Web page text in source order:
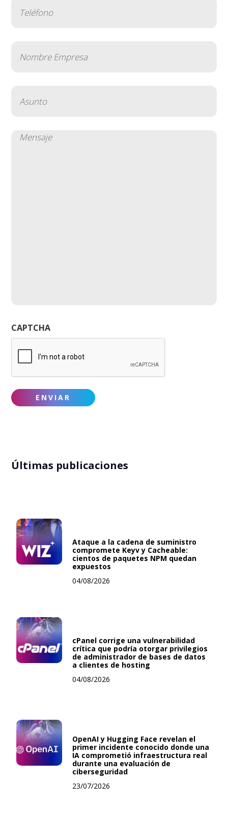
(Obligatorio)
Empresa
(Obligatorio)
Mensaje
CAPTCHA
Últimas publicaciones
Ataque a la cadena de suministro
compromete Keyv y Cacheable:
cientos de paquetes NPM quedan
expuestos
04/08/2026
cPanel corrige una vulnerabilidad
crítica que podría otorgar privilegios
de administrador de bases de datos
a clientes de hosting
04/08/2026
OpenAI y Hugging Face revelan el
primer incidente conocido donde una
IA comprometió infraestructura real
durante una evaluación de
ciberseguridad
23/07/2026